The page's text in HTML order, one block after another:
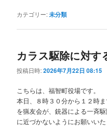
カテゴリー:未分類
カラス駆除に対す
投稿日時:2026年7月22日 08:15
こちらは、福智町役場です。
本日、８時３０分から１２時
を猟友会が、銃器による一斉
に近づかないようにお願いいた